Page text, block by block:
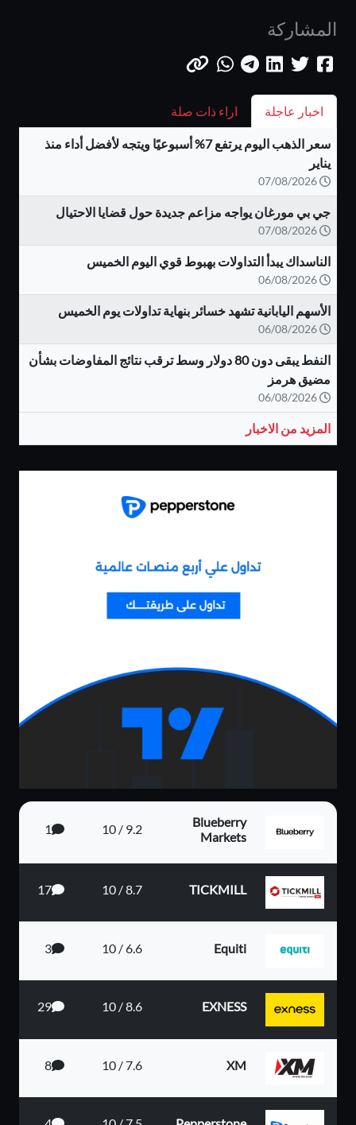
المشاركة
اخبار عاجلة اراء ذات صلة
سعر الذهب اليوم يرتفع 7% أسبوعيًا ويتجه لأفضل أداء منذ
يناير
جي بي مورغان يواجه مزاعم جديدة حول قضايا الاحتيال
الناسداك يبدأ التداولات بهبوط قوي اليوم الخميس
الأسهم اليابانية تشهد خسائر بنهاية تداولات يوم الخميس
النفط يبقى دون 80 دولار وسط ترقب نتائج المفاوضات بشأن
مضيق هرمز
المزيد من الاخبار
Blueberry
Markets
9.2 / 10
1
TICKMILL
8.7 / 10
17
Equiti
6.6 / 10
3
EXNESS
8.6 / 10
29
XM
7.6 / 10
8